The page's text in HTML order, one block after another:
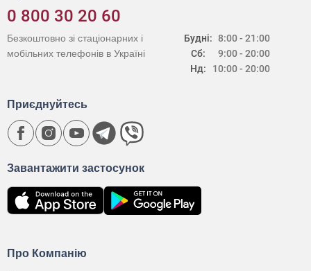
0 800 30 20 60
Будні:
Сб:
Нд:
8:00 - 21:00
9:00 - 20:00
10:00 - 20:00
Безкоштовно зі стаціонарних і
мобільних телефонів в Україні
Про Компанію
Завантажити застосунок
Приєднуйтесь